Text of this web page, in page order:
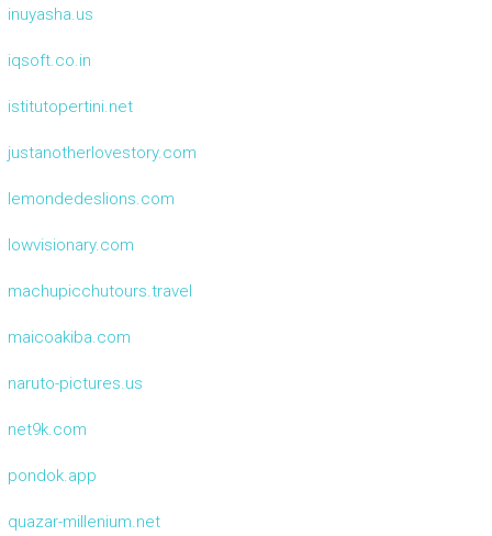
inuyasha.us
iqsoft.co.in
istitutopertini.net
justanotherlovestory.com
lemondedeslions.com
lowvisionary.com
machupicchutours.travel
maicoakiba.com
naruto-pictures.us
net9k.com
pondok.app
quazar-millenium.net